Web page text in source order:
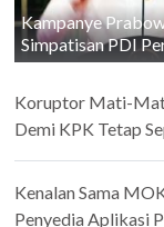
Kampanye
Simpatisan PDI
Koruptor Mati-
Demi KPK Tetap
Kenalan Sama
Penyedia Aplikasi